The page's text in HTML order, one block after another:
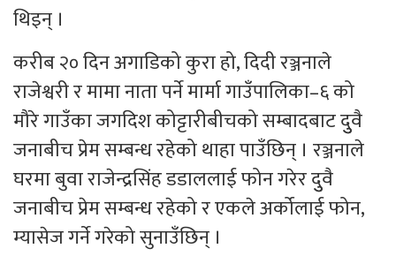
थिइन् ।
करीब २० दिन अगाडिको कुरा हो, दिदी रञ्जनाले
राजेश्वरी र मामा नाता पर्ने मार्मा गाउँपालिका–६ को
मौरे गाउँका जगदिश कोट्टारीबीचको सम्बादबाट दुुवै
जनाबीच प्रेम सम्बन्ध रहेको थाहा पाउँछिन् । रञ्जनाले
घरमा बुवा राजेन्द्रसिंह डडाललाई फोन गरेर दुुवै
जनाबीच प्रेम सम्बन्ध रहेको र एकले अर्कोलाई फोन,
म्यासेज गर्ने गरेको सुनाउँछिन् ।